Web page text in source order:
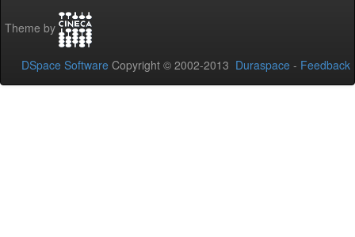
Theme by
DSpace Software Copyright © 2002-2013 Duraspace - Feedback